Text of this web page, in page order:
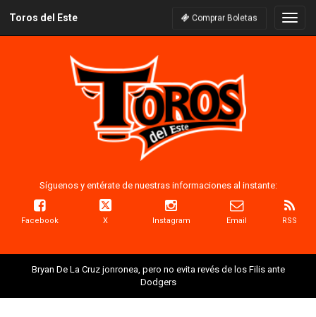
Toros del Este Comprar Boletas
Síguenos y entérate de nuestras informaciones al instante:
Facebook X Instagram Email RSS
Bryan De La Cruz jonronea, pero no evita revés de los Filis ante
Dodgers